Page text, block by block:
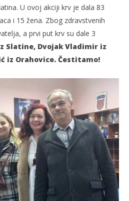
OTVORENO
U ovoj akciji krv je dala 83
i 15 žena. Zbog zdravstvenih
a prvi put krv su dale 3
Slatine, Dvojak Vladimir iz
iz Orahovice. Čestitamo!